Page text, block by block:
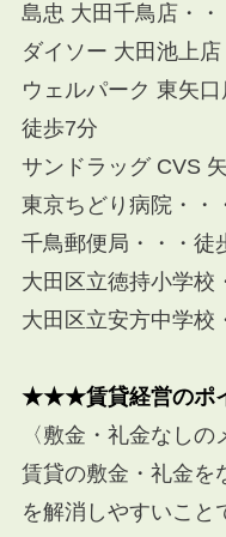
島忠 大田千鳥店・
ダイソー 大田池上
ウェルパーク 東矢
徒歩7分
サンドラッグ CVS
東京ちどり病院・・
千鳥郵便局・・・徒
大田区立徳持小学校
大田区立安方中学校
★★★賃貸経営のポ
〈敷金・礼金なしの
賃貸の敷金・礼金を
を解消しやすいこと